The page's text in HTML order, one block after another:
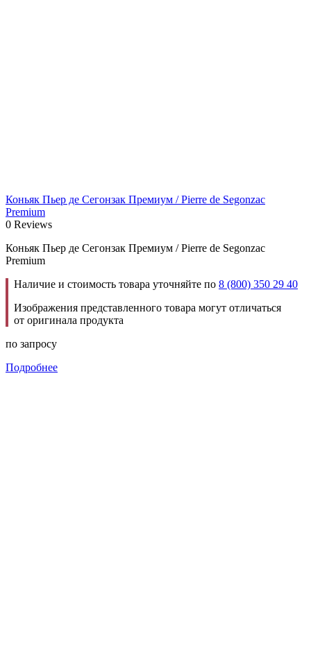
Коньяк Пьер де Сегонзак Премиум / Pierre de Segonzac
Premium
0 Reviews
Коньяк Пьер де Сегонзак Премиум / Pierre de Segonzac
Premium
Наличие и стоимость товара уточняйте по 8 (800) 350 29 40
Изображения представленного товара могут отличаться
от оригинала продукта
по запросу
Подробнее